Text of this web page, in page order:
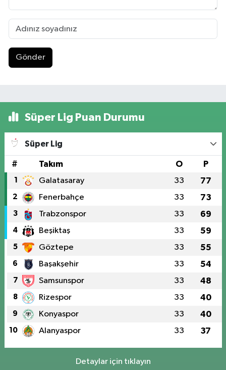
Gönder
Süper Lig Puan Durumu
Süper Lig
# Takım O P
1 Galatasaray 33 77
2 Fenerbahçe 33 73
3 Trabzonspor 33 69
4 Beşiktaş 33 59
5 Göztepe 33 55
6 Başakşehir 33 54
7 Samsunspor 33 48
8 Rizespor 33 40
9 Konyaspor 33 40
10 Alanyaspor 33 37
Detaylar için tıklayın